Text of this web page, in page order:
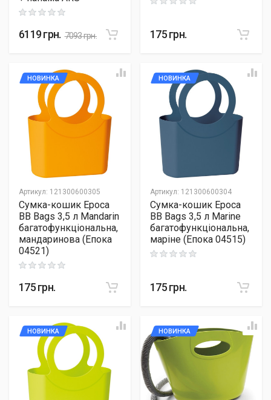
Rating: 0 out of 5
6119грн. 7093грн.
Rating: 0 out of 5
175грн.
Артикул: 121300600305
НОВИНКА
Сумка-кошик Epoca
BB Bags 3,5 л Mandarin
багатофункціональна,
мандаринова (Епока
04521)
Rating: 0 out of 5
175грн.
Артикул: 121300600304
НОВИНКА
Сумка-кошик Epoca
BB Bags 3,5 л Marine
багатофункціональна,
маріне (Епока 04515)
Rating: 0 out of 5
175грн.
НОВИНКА НОВИНКА